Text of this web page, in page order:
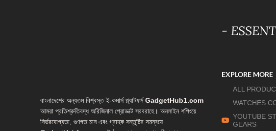
বাংলাদেশের অন্যতম বিশ্বস্ত ই-কমার্স প্ল্যাটফর্মGadgetHub1.com
আমরা প্রতিশ্রুতিবদ্ধ অরিজিনাল প্রোডাক্ট সরবরাহে। অনলাইন শপিংয়ে
নির্ভরযোগ্যতা, গুণগত মান এবং গ্রাহক সন্তুষ্টির সমন্বয়ে
-
EXPLORE MORE
ALL
WATCHES
YOUTUBE
GEARS